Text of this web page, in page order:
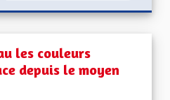
les couleurs
depuis le moyen